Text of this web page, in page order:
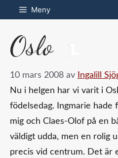
Hoppa
till
innehåll
Meny
Oslo
10 mars 2008 av
Ingalill
Nu i helgen har vi varit i
födelsedag. Ingmarie hade
mig och Claes-Olof på en
väldigt udda, men en rolig
precis vid centrum. Det är